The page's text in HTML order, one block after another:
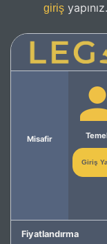
giriş yapınız.
Misafir
Giriş
Fiyatlandırma